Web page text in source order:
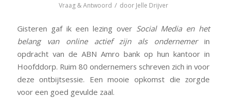
Vraag & Antwoord / door Jelle Drijver
Gisteren gaf ik een lezing over Social Media en het
belang van online actief zijn als ondernemerin
opdracht van de ABN Amro bank op hun kantoor in
Hoofddorp. Ruim 80 ondernemers schreven zich in voor
deze ontbijtsessie. Een mooie opkomst die zorgde
voor een goed gevulde zaal.